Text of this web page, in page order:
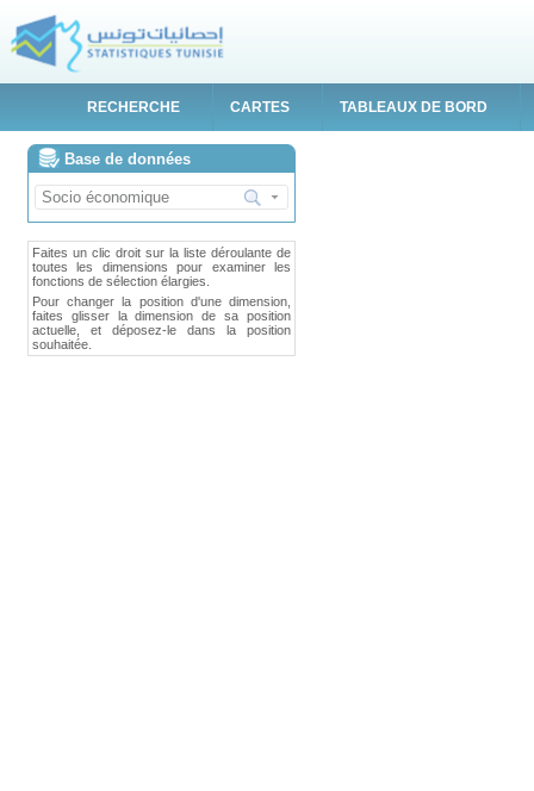
RECHERCHE CARTES TABLEAUX DE BORD
Base de données
Faites un clic droit sur la liste déroulante de
toutes les dimensions pour examiner les
fonctions de sélection élargies.
Pour changer la position d'une dimension,
faites glisser la dimension de sa position
actuelle, et déposez-le dans la position
souhaitée.